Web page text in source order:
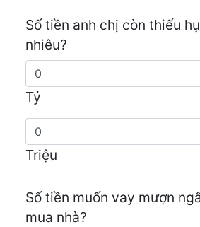
Số tiền anh chị còn thiếu
nhiêu?
Tỷ
Triệu
Số tiền muốn vay mượn
mua nhà?